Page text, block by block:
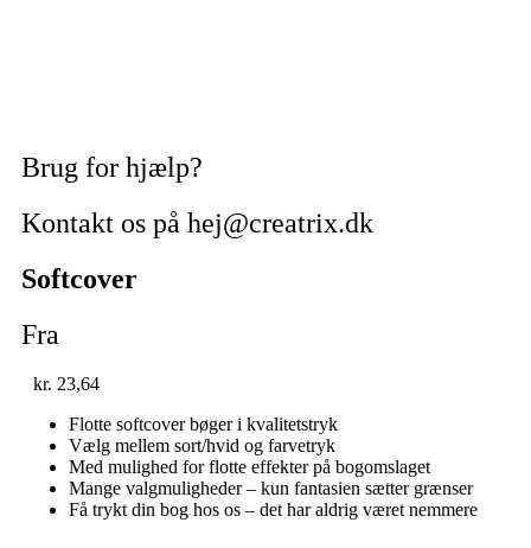
Brug for hjælp?
Kontakt os på hej@creatrix.dk
Softcover
Fra
kr. 23,64
Flotte softcover bøger i kvalitetstryk
Vælg mellem sort/hvid og farvetryk
Med mulighed for flotte effekter på bogomslaget
Mange valgmuligheder – kun fantasien sætter grænser
Få trykt din bog hos os – det har aldrig været nemmere